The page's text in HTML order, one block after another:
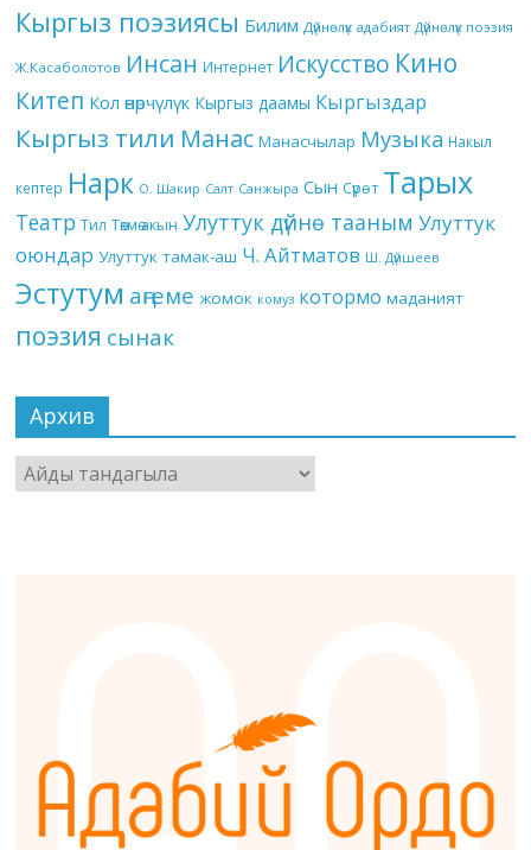
Кыргыз поэзиясы Билим Дүйнөлүк адабият Дүйнөлүк поэзия
Ж.Касаболотов Инсан Интернет Искусство Кино
Китеп Кол өнөрчүлүк Кыргыз даамы Кыргыздар
Кыргыз тили Манас Манасчылар Музыка Накыл
кептер Нарк О. Шакир Салт Санжыра Сын Сүрөт Тарых
Театр Тил Төкмө акын Улуттук дүйнө тааным Улуттук
оюндар Улуттук тамак-аш Ч. Айтматов Ш. Дүйшеев
Эстутум аңгеме жомок комуз котормо маданият
поэзия сынак
Архив
Архив